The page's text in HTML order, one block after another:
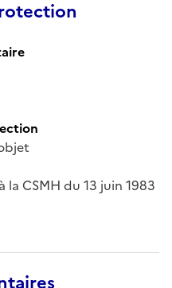
la CSMH du 13 juin 1983